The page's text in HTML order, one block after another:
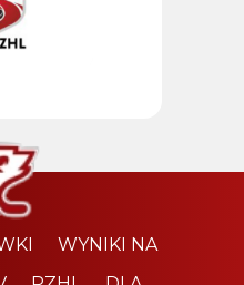
WYNIKI NA